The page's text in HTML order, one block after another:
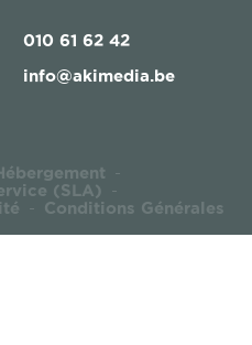
010 61 62 42
info@akimedia.be
-
(SLA) -
- Conditions Générales